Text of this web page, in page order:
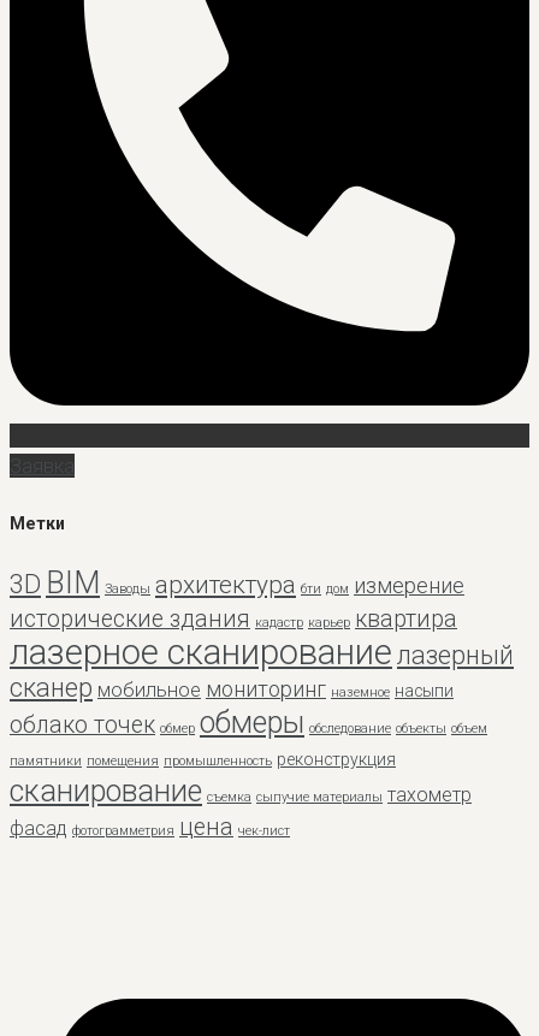
Заявка
Метки
3D BIM Заводы архитектура бти дом измерение
исторические здания кадастр карьер квартира
лазерное сканирование лазерный
сканер мобильное мониторинг наземное насыпи
облако точек обмер обмеры обследование объекты объем
памятники помещения промышленность реконструкция
сканирование съемка сыпучие материалы тахометр
фасад фотограмметрия цена чек-лист